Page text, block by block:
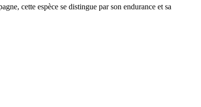
cette espèce se distingue par son endurance et sa